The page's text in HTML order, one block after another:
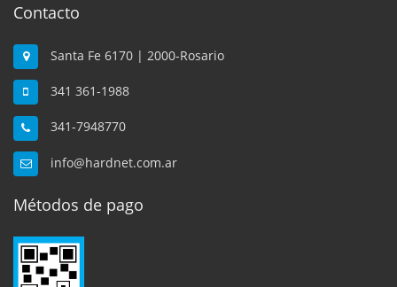
Contacto
Santa Fe 6170 | 2000-Rosario
341 361-1988
341-7948770
info@hardnet.com.ar
Métodos de pago